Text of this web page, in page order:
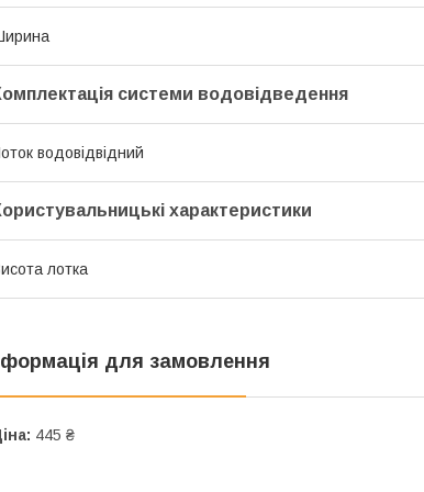
системи водовідведення
водовідвідний
характеристики
лотка
для замовлення
445 ₴